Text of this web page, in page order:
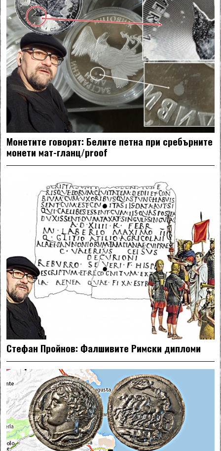
Монетите говорят: Белите петна при сребърните
монети мат-гланц/proof
Стефан Пройнов: Фалшивите Римски дипломи